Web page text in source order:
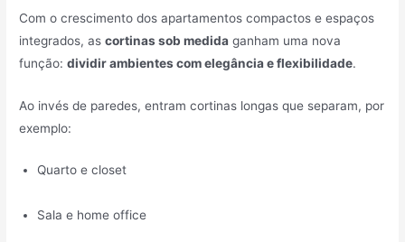
Com o crescimento dos apartamentos compactos e espaços
integrados, ascortinas sob medida ganham uma nova
função:dividir ambientes com elegância e flexibilidade.
Ao invés de paredes, entram cortinas longas que separam, por
exemplo:
Quarto e closet
Sala e home office